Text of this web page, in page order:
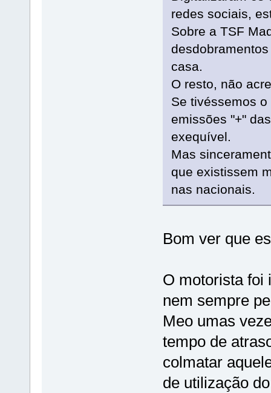
redes sociais,
Sobre a TSF
casa.
O resto, não
Se tivéssemos
emissões "+"
exequível.
Mas
que existissem
nas nacionais.
Bom ver que
O motorista foi
nem sempre
Meo umas
tempo de
colmatar
de utilização